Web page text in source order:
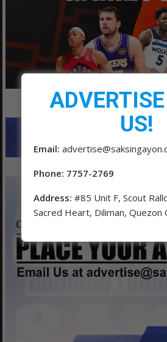
US!
Email:
Phone: 7757-2769
Address: #85 Unit F, Scout
Sacred Heart, Diliman, Quezon